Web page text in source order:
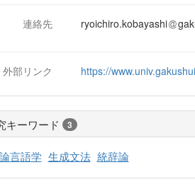
連絡先 ryoichiro.kobayashi
外部リンク https://
キーワード 3
言語学 生成文法 統辞論